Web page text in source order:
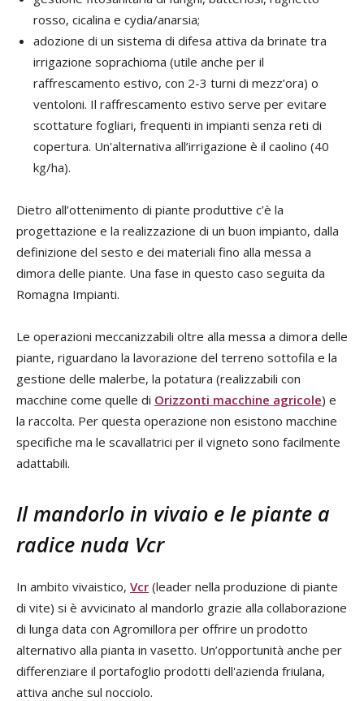
rosso, cicalina e cydia/anarsia;
adozione di un sistema di difesa attiva da brinate tra
irrigazione soprachioma (utile anche per il
raffrescamento estivo, con 2-3 turni di mezz’ora) o
ventoloni. Il raffrescamento estivo serve per evitare
scottature fogliari, frequenti in impianti senza reti di
copertura. Un'alternativa all’irrigazione è il caolino (40
kg/ha).
Dietro all’ottenimento di piante produttive c’è la
progettazione e la realizzazione di un buon impianto, dalla
definizione del sesto e dei materiali fino alla messa a
dimora delle piante. Una fase in questo caso seguita da
Romagna Impianti.
Le operazioni meccanizzabili oltre alla messa a dimora delle
piante, riguardano la lavorazione del terreno sottofila e la
gestione delle malerbe, la potatura (realizzabili con
macchine come quelle di Orizzonti macchine agricole) e
la raccolta. Per questa operazione non esistono macchine
specifiche ma le scavallatrici per il vigneto sono facilmente
adattabili.
Il mandorlo in vivaio e le piante a
radice nuda Vcr
In ambito vivaistico, Vcr (leader nella produzione di piante
di vite) si è avvicinato al mandorlo grazie alla collaborazione
di lunga data con Agromillora per offrire un prodotto
alternativo alla pianta in vasetto. Un’opportunità anche per
differenziare il portafoglio prodotti dell'azienda friulana,
attiva anche sul nocciolo.